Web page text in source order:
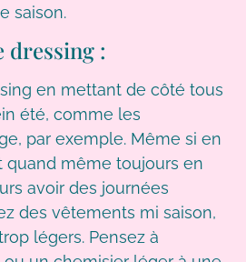
saison.
dressing :
en mettant de côté tous
été, comme les
par exemple. Même si en
quand même toujours en
avoir des journées
des vêtements mi saison,
légers. Pensez à